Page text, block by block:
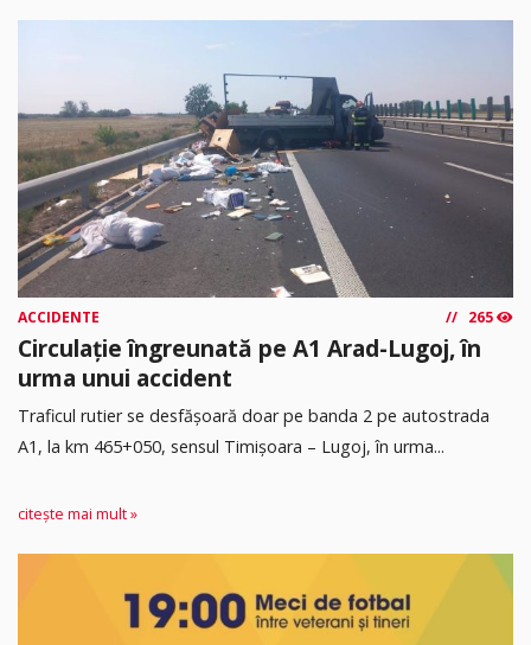
ACCIDENTE 265
Circulație îngreunată pe A1 Arad-Lugoj, în
urma unui accident
Traficul rutier se desfășoară doar pe banda 2 pe autostrada
A1, la km 465+050, sensul Timişoara – Lugoj, în urma...
citește mai mult »